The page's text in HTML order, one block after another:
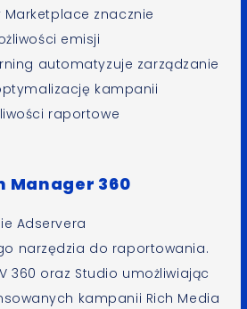
znacznie
emisji
automatyzuje zarządzanie
kampanii
raportowe
Manager 360
Adservera
narzędzia do raportowania.
360 oraz Studio umożliwiając
kampanii Rich Media